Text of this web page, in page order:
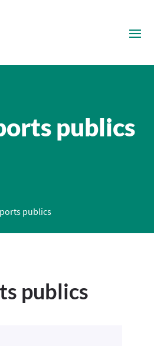
publics
publics
publics